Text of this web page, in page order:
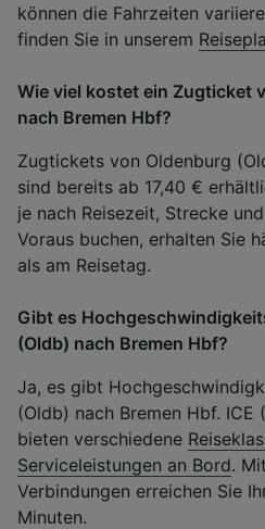
können die Fahrzeiten
finden Sie in unserem
Wie viel kostet ein Zugticket
nach Bremen Hbf?
Zugtickets von Oldenburg
sind bereits ab 17,40 €
je nach Reisezeit, Strecke
Voraus buchen, erhalten Sie
als am Reisetag.
Gibt es
(Oldb) nach Bremen Hbf?
Ja, es gibt
(Oldb) nach Bremen Hbf.
bieten verschiedene
Serviceleistungen an Bord.
Verbindungen erreichen Sie
Minuten.